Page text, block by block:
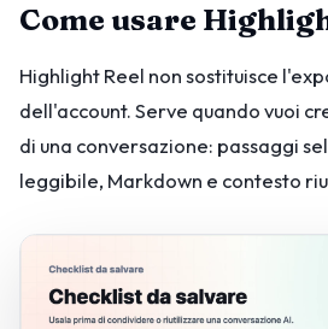
Come usare
Highlight Reel non sostituisce
dell'account. Serve quando vuoi
di una conversazione: passaggi
leggibile, Markdown e contesto